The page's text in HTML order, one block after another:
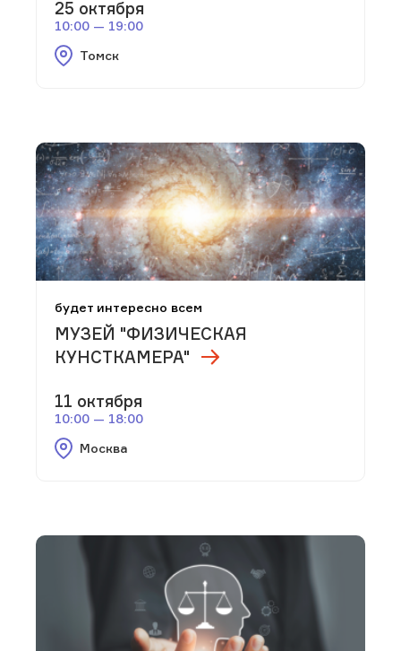
25 октября
10:00 — 19:00
Томск
будет интересно всем
МУЗЕЙ "ФИЗИЧЕСКАЯ
КУНСТКАМЕРА"
11 октября
10:00 — 18:00
Москва